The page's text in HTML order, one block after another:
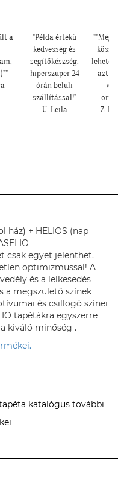
a
"Példa értékű
kedvesség és
segítőkészség,
hiperszuper 24
órán belüli
szállítással!"
U. Leila
""Még
azt is,
velünk
Z.
ház) + HELIOS (nap
csak egyet jelenthet.
optimizmussal! A
és a lelkesedés
a megszülető színek
és csillogó színei
tapétákra egyszerre
kiváló minőség .
katalógus további